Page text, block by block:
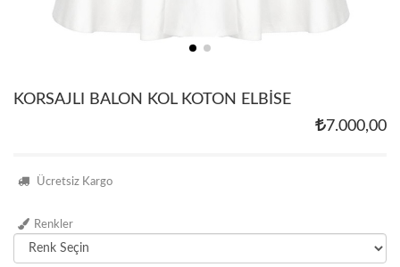
KORSAJLI BALON KOL KOTON ELBİSE
7.000,00
Ücretsiz Kargo
Renkler